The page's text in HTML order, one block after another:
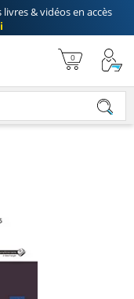
livres & vidéos en accès